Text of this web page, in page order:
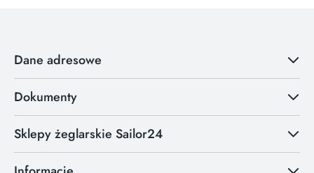
Dane adresowe
Dokumenty
Sklepy żeglarskie Sailor24